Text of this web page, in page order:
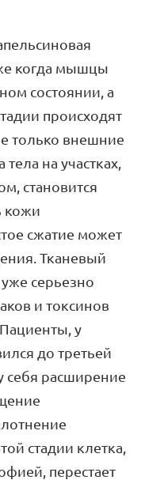
когда мышцы
состоянии, а
происходят
только внешние
на участках,
становится
кожи
сжатие может
Тканевый
серьезно
и токсинов
у
до третьей
себя расширение
стадии клетка,
перестает